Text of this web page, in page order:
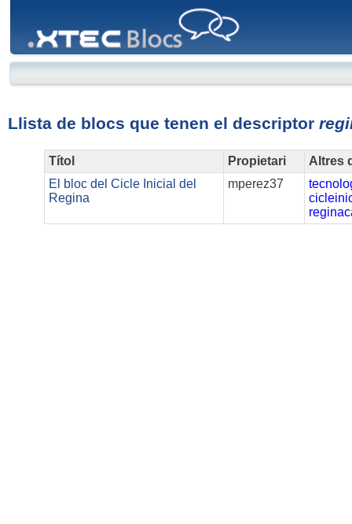
Llista de blocs que tenen el descriptor
Títol Propietari
Altres
El bloc del Cicle Inicial del
Regina
mperez37